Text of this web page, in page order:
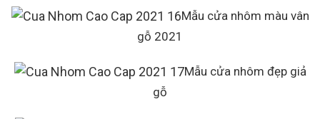
Mẫu cửa nhôm màu vân
gỗ 2021
Mẫu cửa nhôm đẹp giả
gỗ